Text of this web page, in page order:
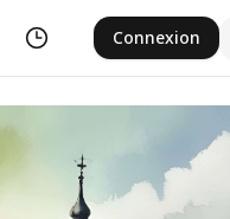
menu
Historique Connexion